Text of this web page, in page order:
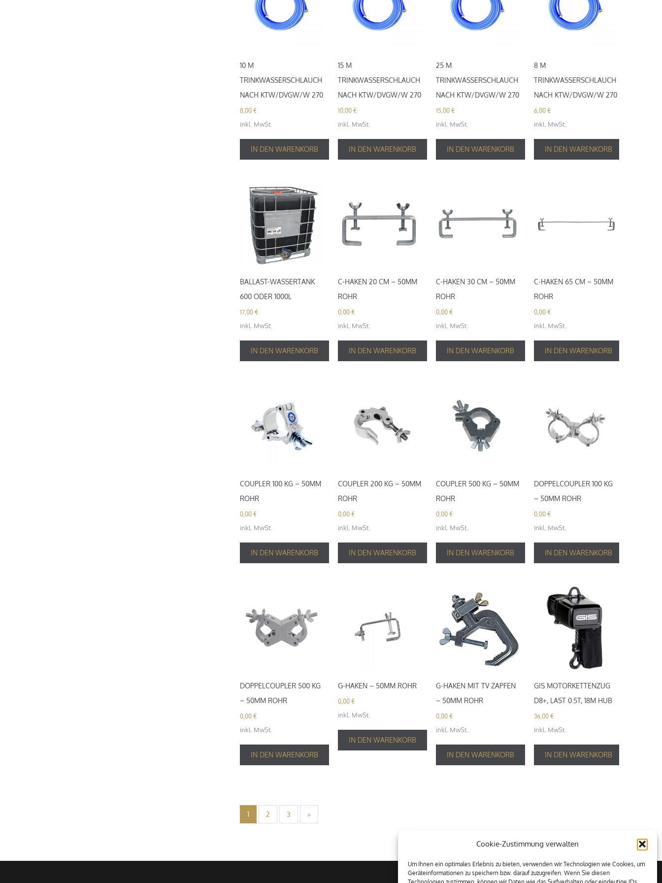
Cookie-Zustimmung verwalten
Um Ihnen ein optimales Erlebnis zu bieten, verwenden wir Technologien wie Cookies, um
Geräteinformationen zu speichern bzw. darauf zuzugreifen. Wenn Sie diesen
10 M
TRINKWASSERSCHLAUCH
NACH KTW/DVGW/W 270
8,00 €
inkl. MwSt.
IN DEN WARENKORB
15 M
TRINKWASSERSCHLAUCH
NACH KTW/DVGW/W 270
10,00€
inkl. MwSt.
IN DEN WARENKORB
25 M
TRINKWASSERSCHLAUCH
NACH KTW/DVGW/W 270
15,00€
inkl. MwSt.
IN DEN WARENKORB
8 M
TRINKWASSERSCHLAUCH
NACH KTW/DVGW/W 270
6,00€
inkl. MwSt.
IN DEN WARENKORB
BALLAST-WASSERTANK
600 ODER 1000L
17,00 €
inkl. MwSt.
IN DEN WARENKORB
C-HAKEN 20 CM – 50MM
ROHR
0,00€
inkl. MwSt.
IN DEN WARENKORB
C-HAKEN 30 CM – 50MM
ROHR
0,00€
inkl. MwSt.
IN DEN WARENKORB
C-HAKEN 65 CM – 50MM
ROHR
0,00€
inkl. MwSt.
IN DEN WARENKORB
COUPLER 100 KG – 50MM
ROHR
0,00 €
inkl. MwSt.
IN DEN WARENKORB
COUPLER 200 KG – 50MM
ROHR
0,00€
inkl. MwSt.
IN DEN WARENKORB
COUPLER 500 KG – 50MM
ROHR
0,00€
inkl. MwSt.
IN DEN WARENKORB
DOPPELCOUPLER 100 KG
– 50MM ROHR
0,00€
inkl. MwSt.
IN DEN WARENKORB
DOPPELCOUPLER 500 KG
– 50MM ROHR
0,00 €
inkl. MwSt.
IN DEN WARENKORB
G-HAKEN – 50MM ROHR
0,00€
inkl. MwSt.
IN DEN WARENKORB
G-HAKEN MIT TV ZAPFEN
– 50MM ROHR
0,00€
inkl. MwSt.
IN DEN WARENKORB
GIS MOTORKETTENZUG
D8+, LAST 0.5T, 18M HUB
36,00€
inkl. MwSt.
IN DEN WARENKORB
1 2 3 »